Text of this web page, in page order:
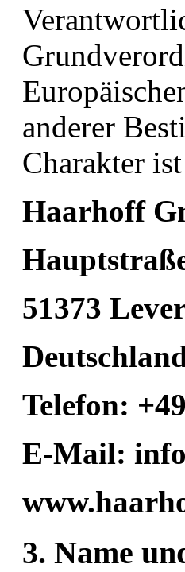
anderer
Charakter
Haarhoff
51373
Telefon:
E-Mail:
3. Name